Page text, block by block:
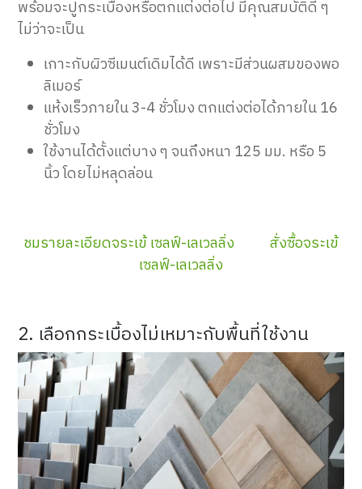
พร้อมจะปูกระเบื้องหรือตกแต่งต่อไป มีคุณสมบัติดี ๆ
ไม่ว่าจะเป็น
เกาะกับผิวซีเมนต์เดิมได้ดี เพราะมีส่วนผสมของพอ
ลิเมอร์
แห้งเร็วภายใน 3-4 ชั่วโมง ตกแต่งต่อได้ภายใน 16
ชั่วโมง
ใช้งานได้ตั้งแต่บาง ๆ จนถึงหนา 125 มม. หรือ 5
นิ้ว โดยไม่หลุดล่อน
ชมรายละเอียดจระเข้ เซลฟ์-เลเวลลิ่ง
สั่งซื้อจระเข้
เซลฟ์-เลเวลลิ่ง
2. เลือกกระเบื้องไม่เหมาะกับพื้นที่ใช้งาน